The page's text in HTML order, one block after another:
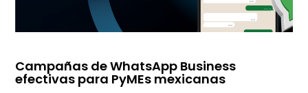
Campañas de WhatsApp Business
efectivas para PyMEs mexicanas